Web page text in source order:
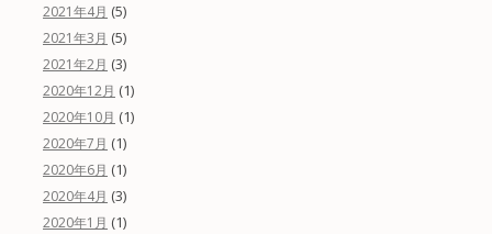
2021年4月 (5)
2021年3月 (5)
2021年2月 (3)
2020年12月 (1)
2020年10月 (1)
2020年7月 (1)
2020年6月 (1)
2020年4月 (3)
2020年1月 (1)